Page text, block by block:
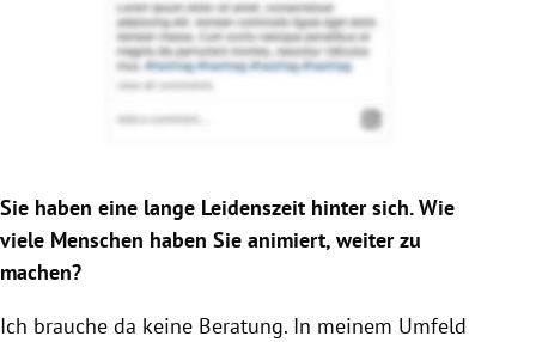
Sie haben eine lange Leidenszeit hinter sich. Wie
viele Menschen haben Sie animiert, weiter zu
machen?
Ich brauche da keine Beratung. In meinem Umfeld